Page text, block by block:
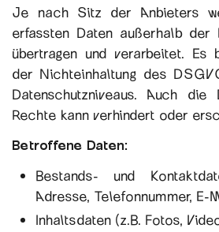
Je nach Sitz der Anbieters
erfassten Daten außerhalb der
übertragen und verarbeitet. Es
der Nichteinhaltung des
Datenschutzniveaus. Auch die
Rechte kann verhindert oder
Betroffene Daten:
Bestands- und
Adresse, Telefonnummer, E-
Inhaltsdaten (z.B. Fotos,